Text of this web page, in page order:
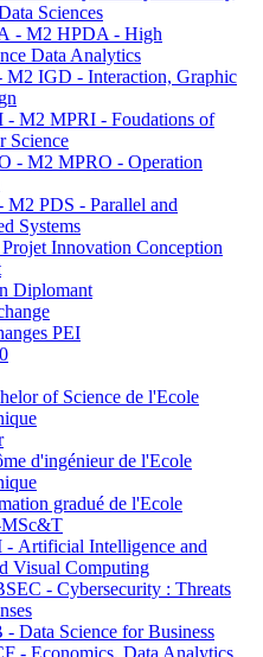
Sciences
- M2 HPDA - High
Data Analytics
IGD - Interaction, Graphic
- M2 MPRI - Foudations of
Science
- M2 MPRO - Operation
M2 PDS - Parallel and
Systems
Innovation Conception
Diplomant
PEI
of Science de l'Ecole
d'ingénieur de l'Ecole
gradué de l'Ecole
MSc&T
Artificial Intelligence and
Visual Computing
- Cybersecurity : Threats
Data Science for Business
- Economics, Data Analytics